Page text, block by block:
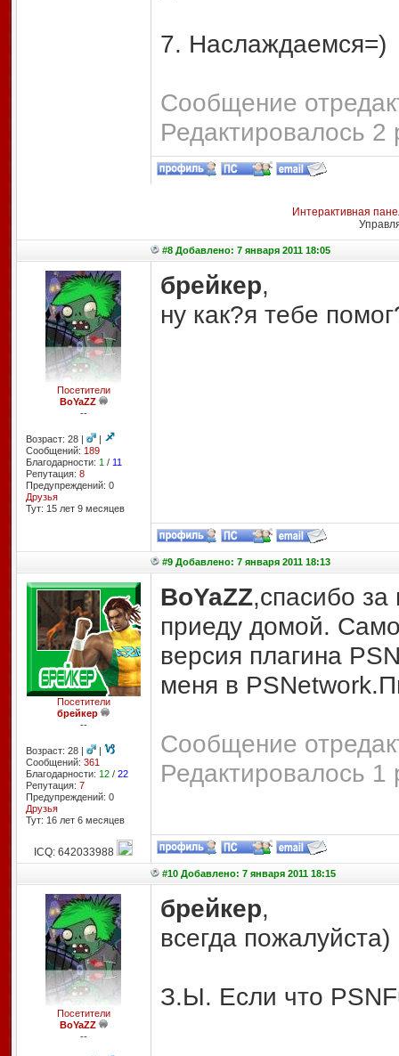
7. Наслаждаемся=)
Сообщение
Редактировалось 2
Интерактивная
#8 Добавлено: 7 января 2011 18:05
Посетители
BoYaZZ
--
Возраст: 28 |
|
Сообщений: 189
Благодарности: 1 / 11
Репутация: 8
Предупреждений: 0
Друзья
Тут: 15 лет 9 месяцев
брейкер,
ну как?я тебе
#9 Добавлено: 7 января 2011 18:13
Посетители
брейкер
--
Возраст: 28 |
|
Сообщений: 361
Благодарности: 12/ 22
Репутация: 7
Предупреждений: 0
Друзья
Тут: 16 лет 6 месяцев
BoYaZZ,спасибо за
приеду домой.
версия плагина
меня в
Сообщение
Редактировалось 1
ICQ: 642033988
#10 Добавлено: 7 января 2011 18:15
Посетители
BoYaZZ
--
брейкер,
всегда пожалуйста)
З.Ы. Если что